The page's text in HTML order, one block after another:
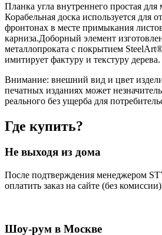
Планка угла внутреннего простая для
Корабельная доска используется для
фронтонах в месте примыкания
карниза.Доборный элемент
металлопроката с покрытием
имитирует фактуру и текстуру дерева.
Внимание: внешний вид и цвет
печатных изданиях может
реального без ущерба для
Где купить?
Не выходя из дома
После подтверждения менеджером
оплатить заказ на сайте (без
Шоу-рум в Москве